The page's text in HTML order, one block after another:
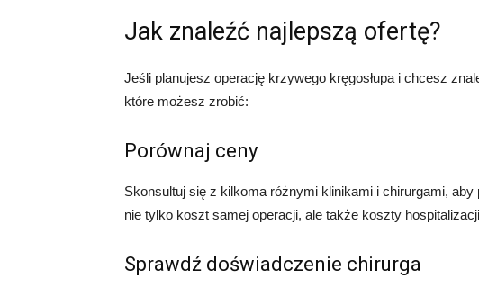
Jak znaleźć najlepszą ofertę?
Jeśli planujesz operację krzywego kręgosłupa i chcesz
które możesz zrobić:
Porównaj ceny
Skonsultuj się z kilkoma różnymi klinikami i chirurgami,
nie tylko koszt samej operacji, ale także koszty
Sprawdź doświadczenie chirurga